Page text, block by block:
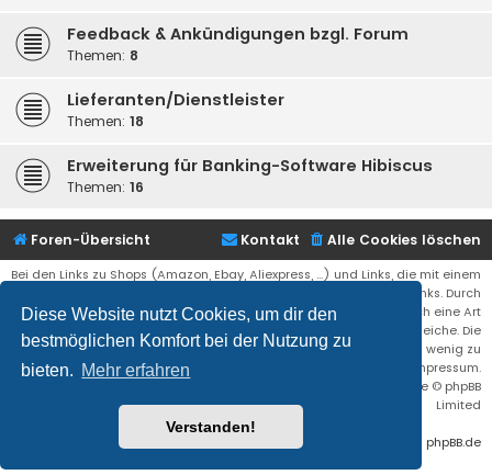
Diese Website nutzt Cookies, um dir den
bestmöglichen Komfort bei der Nutzung zu
bieten. Mehr erfahren
Verstanden!
Feedback & Ankündigungen bzgl. Forum
Themen: 8
Lieferanten/Dienstleister
Themen: 18
Erweiterung für Banking-Software Hibiscus
Themen: 16
Foren-Übersicht Alle Cookies löschen
Kontakt
Bei den Links zu Shops (Amazon, Ebay, Aliexpress, ...) und Links, die mit einem
Stern (*) markiert sind, kann es sich um sogenannte Affiliate Links. Durch
den Kauf eines Produktes über einen Affiliate Link erhälte ich eine Art
Umsatzbeteiligung gutgeschrieben. Für euch bleibt der Preis der gleiche. Die
Einnahmen helfen die Hostgebühren für diese Webseite ein wenig zu
reduzieren. Siehe auch das Impressum.
® Forum Software © phpBB
Limited
Deutsche Übersetzung durch phpBB.de